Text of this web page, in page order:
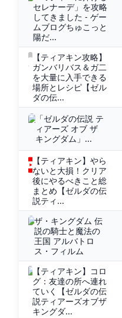
セレナーデ」を攻略
してきました - ゲー
ムブログちゅこっと
陽だ...
【ティアキン攻略】
ガンバリバス＆ガ二
を大量に入手できる
場所とレシピ【ゼル
ダの伝...
「ゼルダの伝説 テ
ィアーズ オブ ザ
キングダム」...
【ティアキン】やら
ないと大損！クリア
後にやるべきこと総
まとめ【ゼルダの伝
説ティ...
ザ・キングダム 伝
説の騎士と魔法の
王国 アルバトロ
ス・フィルム
【ティアキン】コロ
グ：友達の所へ連れ
ていく【ゼルダの伝
説ティアーズオブザ
キングダ...